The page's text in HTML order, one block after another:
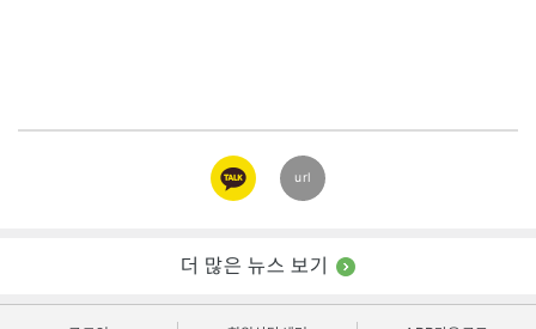
카카오
링크
url
더 많은 뉴스 보기